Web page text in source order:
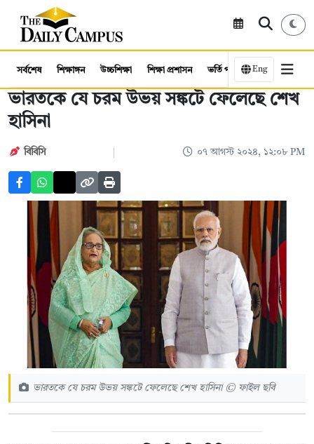
সর্বশেষ শিক্ষাঙ্গন উচ্চশিক্ষা শিক্ষা প্রশাসন ভর্তি পরীক্ষা কর্মসংস্থান
Eng
ভারতকে যে চরম উভয় সঙ্কটে ফেলেছে শেখ
হাসিনা
বিবিসি ০৭ আগস্ট ২০২৪, ১২:০৮ PM
ভারতকে যে চরম উভয় সঙ্কটে ফেলেছে শেখ হাসিনা © ফাইল ছবি